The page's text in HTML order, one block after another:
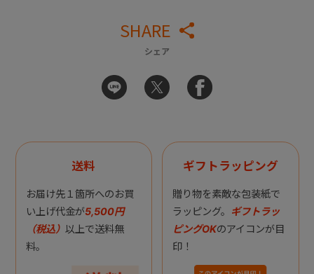
SHARE
シェア
送料
お届け先１箇所へのお買
い上げ代金が5,500円
（税込） 以上で送料無
料。
ギフトラッピング
贈り物を素敵な包装紙で
ラッピング。 ギフトラッ
ピングOKのアイコンが目
印！